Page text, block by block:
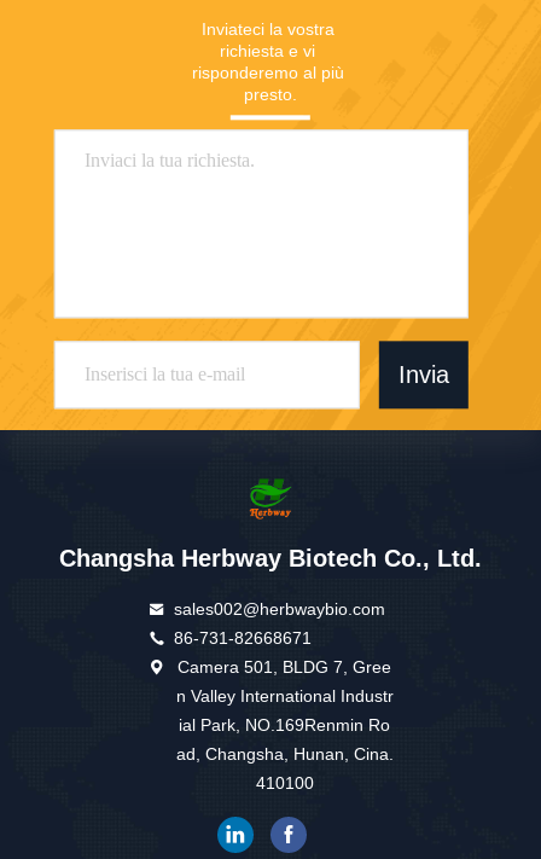
Inviateci la vostra
richiesta e vi
risponderemo al più
presto.
Invia
Changsha Herbway Biotech Co., Ltd.
sales002@herbwaybio.com
86-731-82668671
Camera 501, BLDG 7, Gree
n Valley International Industr
ial Park, NO.169Renmin Ro
ad, Changsha, Hunan, Cina.
410100